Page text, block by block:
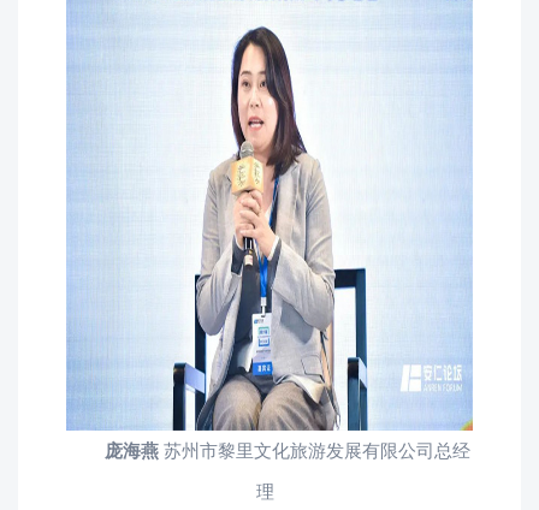
庞海燕苏州市黎里文化旅游发展有限公司总经
理